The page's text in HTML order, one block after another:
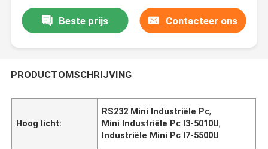
Beste prijs Contacteer ons
PRODUCTOMSCHRIJVING
Hoog licht:
RS232 Mini Industriële Pc,
Mini Industriële Pc I3-5010U,
Industriële Mini Pc I7-5500U